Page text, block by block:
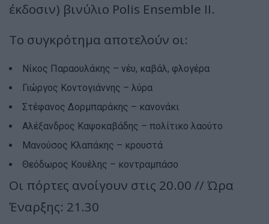
έκδοσιν) βινύλιο Polis Ensemble II.
Το συγκρότημα αποτελούν οι:
Νίκος Παραουλάκης – νέυ, καβάλ, φλογέρα
Γιώργος Κοντογιάννης – λύρα
Στέφανος Δορμπαράκης – κανονάκι
Αλέξανδρος Καψοκαβάδης – πολίτικο λαούτο
Μανούσος Κλαπάκης – κρουστά
Θεόδωρος Κουέλης – κοντραμπάσο
Οι πόρτες ανοίγουν στις 20.00 // Ώρα
Έναρξης: 21.30